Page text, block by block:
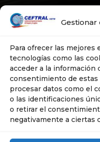
Para ofrecer las mejores
tecnologías como las
acceder a la información
consentimiento de
procesar datos como el
o las identificaciones
o retirar el
negativamente a ciertas
Aviso Legal
Política de
Política de
de
Web